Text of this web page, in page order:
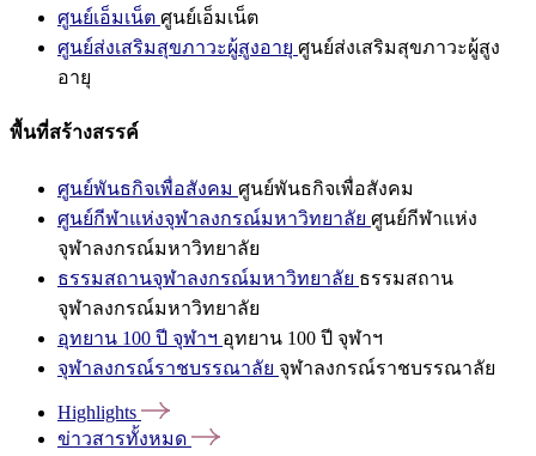
ศูนย์เอ็มเน็ต ศูนย์เอ็มเน็ต
ศูนย์ส่งเสริมสุขภาวะผู้สูงอายุ ศูนย์ส่งเสริมสุขภาวะผู้สูง
อายุ
พื้นที่สร้างสรรค์
ศูนย์พันธกิจเพื่อสังคม ศูนย์พันธกิจเพื่อสังคม
ศูนย์กีฬาแห่งจุฬาลงกรณ์มหาวิทยาลัย ศูนย์กีฬาแห่ง
จุฬาลงกรณ์มหาวิทยาลัย
ธรรมสถานจุฬาลงกรณ์มหาวิทยาลัย ธรรมสถาน
จุฬาลงกรณ์มหาวิทยาลัย
อุทยาน 100 ปี จุฬาฯ อุทยาน 100 ปี จุฬาฯ
จุฬาลงกรณ์ราชบรรณาลัย จุฬาลงกรณ์ราชบรรณาลัย
Highlights
ข่าวสารทั้งหมด